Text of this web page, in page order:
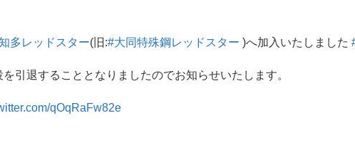
多レッドスター(旧:#大同特殊鋼レッドスター )へ加入いたしました
引退することとなりましたのでお知らせいたします。
qOqRaFw82e